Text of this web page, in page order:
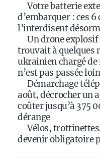
Votre batterie
d’embarquer : ces
l’interdisent
Un drone
trouvait à quelques
ukrainien chargé
n’est pas passée loin
Démarchage
août, décrocher un
coûter jusqu’à 375
dérange
Vélos,
devenir obligatoire